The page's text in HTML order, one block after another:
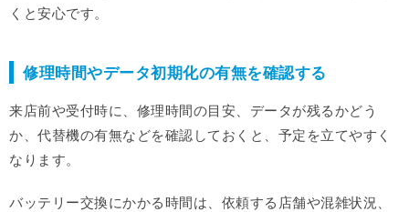
くと安心です。
修理時間やデータ初期化の有無を確認する
来店前や受付時に、修理時間の目安、データが残るかどう
か、代替機の有無などを確認しておくと、予定を立てやすく
なります。
バッテリー交換にかかる時間は、依頼する店舗や混雑状況、